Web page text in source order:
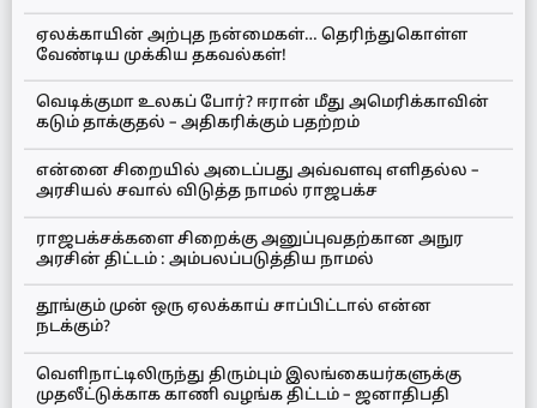
ஏலக்காயின் அற்புத நன்மைகள்… தெரிந்துகொள்ள
வேண்டிய முக்கிய தகவல்கள்!
வெடிக்குமா உலகப் போர்? ஈரான் மீது அமெரிக்காவின்
கடும் தாக்குதல் – அதிகரிக்கும் பதற்றம்
என்னை சிறையில் அடைப்பது அவ்வளவு எளிதல்ல –
அரசியல் சவால் விடுத்த நாமல் ராஜபக்ச
ராஜபக்சக்களை சிறைக்கு அனுப்புவதற்கான அநுர
அரசின் திட்டம் : அம்பலப்படுத்திய நாமல்
தூங்கும் முன் ஒரு ஏலக்காய் சாப்பிட்டால் என்ன
நடக்கும்?
வெளிநாட்டிலிருந்து திரும்பும் இலங்கையர்களுக்கு
முதலீட்டுக்காக காணி வழங்க திட்டம் – ஜனாதிபதி